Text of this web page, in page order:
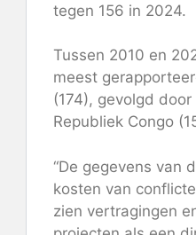
tegen 156 in 2024.
Tussen 2010 en
meest
(174), gevolgd
Republiek Congo
“De gegevens van
kosten van
zien vertragingen